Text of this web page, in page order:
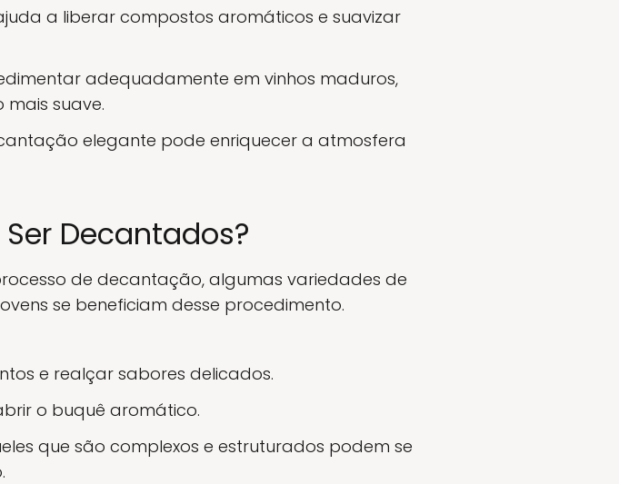
a liberar compostos aromáticos e suavizar
adequadamente em vinhos maduros,
suave.
elegante pode enriquecer a atmosfera
Decantados?
de decantação, algumas variedades de
se beneficiam desse procedimento.
e realçar sabores delicados.
o buquê aromático.
que são complexos e estruturados podem se